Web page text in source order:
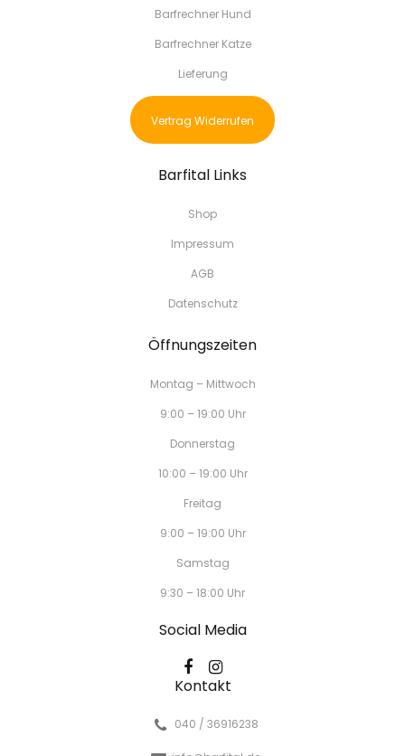
Barfrechner Hund
Barfrechner Katze
Lieferung
Vertrag Widerrufen
Barfital Links
Shop
Impressum
AGB
Datenschutz
Öffnungszeiten
Montag – Mittwoch
9:00 – 19:00 Uhr
Donnerstag
10:00 – 19:00 Uhr
Freitag
9:00 – 19:00 Uhr
Samstag
9:30 – 18:00 Uhr
Social Media
Kontakt
040 / 36916238